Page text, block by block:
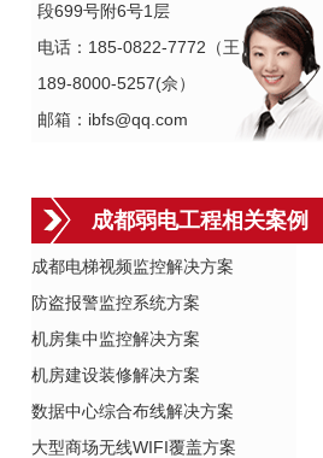
段699号附6号1层
电话：185-0822-7772（王）
189-8000-5257(佘）
邮箱：ibfs@qq.com
成都弱电工程相关案例
成都电梯视频监控解决方案
防盗报警监控系统方案
机房集中监控解决方案
机房建设装修解决方案
数据中心综合布线解决方案
大型商场无线WIFI覆盖方案